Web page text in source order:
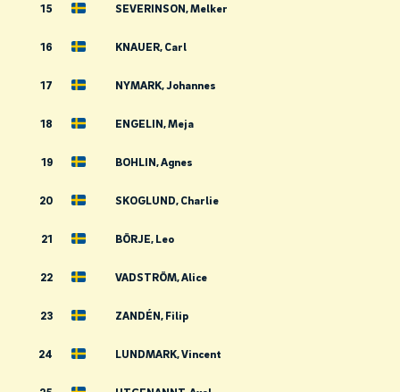
15 SEVERINSON, Melker
16 KNAUER, Carl
17 NYMARK, Johannes
18 ENGELIN, Meja
19 BOHLIN, Agnes
20 SKOGLUND, Charlie
21 BÖRJE, Leo
22 VADSTRÖM, Alice
23 ZANDÉN, Filip
24 LUNDMARK, Vincent